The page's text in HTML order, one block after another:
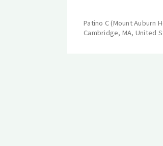
Patino C (Mount Auburn
Cambridge, MA, United